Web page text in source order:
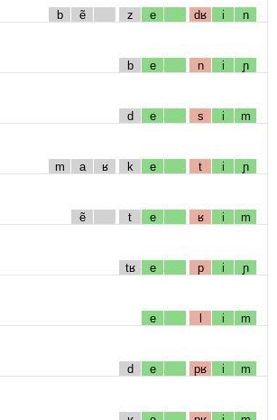
b ẽ z e dʁ i n
b e n i ɲ
d e s i m
m a ʁ k e t i ɲ
ẽ t e ʁ i m
tʁ e p i ɲ
e l i m
d e pʁ i m